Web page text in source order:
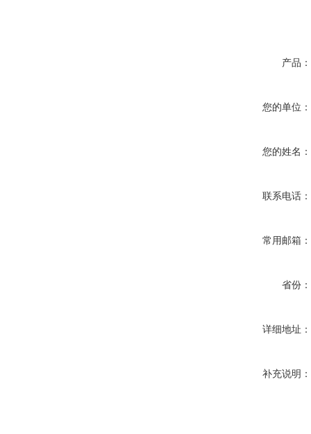
产品：
您的单位：
您的姓名：
联系电话：
常用邮箱：
省份：
详细地址：
补充说明：